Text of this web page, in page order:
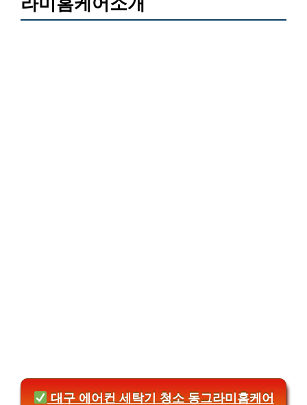
대구 에어컨 세탁기 청소 동그라미홈케어